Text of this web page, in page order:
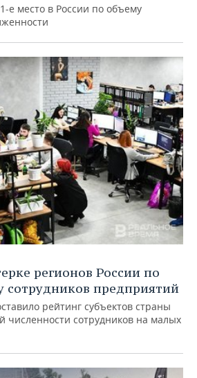
е место в России по объему
регионов России по
сотрудников предприятий
рейтинг субъектов страны
численности сотрудников на малых